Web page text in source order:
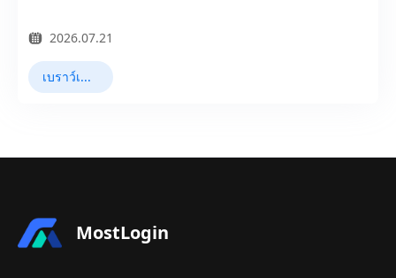
2026.07.21
เบราว์เซอร์ลายนิ้วมือ
MostLogin